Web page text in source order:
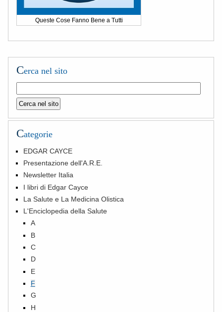
Queste Cose Fanno Bene a Tutti
Cerca nel sito
Categorie
EDGAR CAYCE
Presentazione dell'A.R.E.
Newsletter Italia
I libri di Edgar Cayce
La Salute e La Medicina Olistica
L'Enciclopedia della Salute
A
B
C
D
E
F
G
H